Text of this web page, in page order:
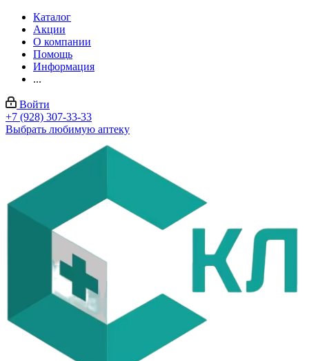
Каталог
Акции
О компании
Помощь
Информация
...
Войти
+7 (928) 307-33-33
Выбрать любимую аптеку